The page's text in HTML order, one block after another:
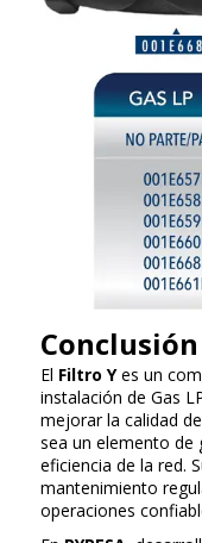
Conclusión
El Filtro Yes un
instalación de Gas
mejorar la calidad
sea un elemento de
eficiencia de la red.
mantenimiento
operaciones